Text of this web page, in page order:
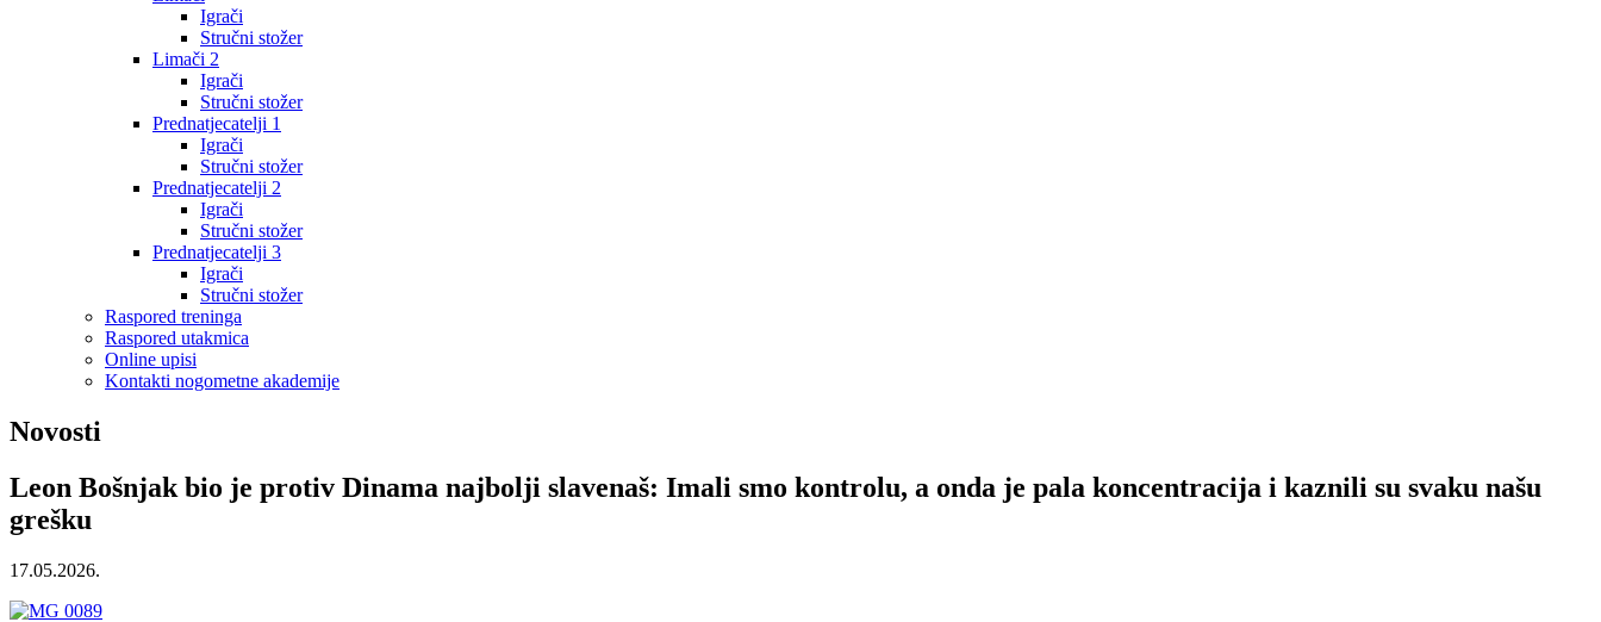
Igrači
Stručni stožer
Limači 2
Igrači
Stručni stožer
Prednatjecatelji 1
Igrači
Stručni stožer
Prednatjecatelji 2
Igrači
Stručni stožer
Prednatjecatelji 3
Igrači
Stručni stožer
Raspored treninga
Raspored utakmica
Online upisi
Kontakti nogometne akademije
Novosti
Leon Bošnjak bio je protiv Dinama najbolji slavenaš: Imali smo kontrolu, a onda je pala koncentracija i kaznili su svaku našu
grešku
17.05.2026.